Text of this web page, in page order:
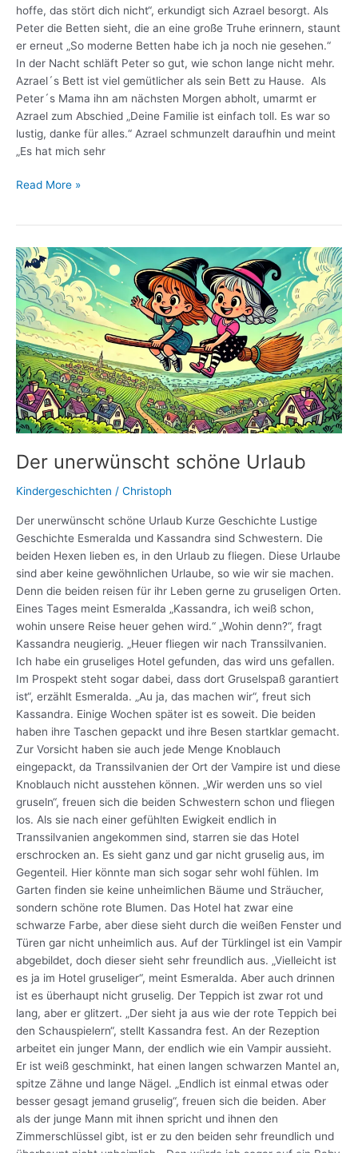
hoffe, das stört dich nicht“, erkundigt sich Azrael besorgt. Als
Peter die Betten sieht, die an eine große Truhe erinnern, staunt
er erneut „So moderne Betten habe ich ja noch nie gesehen.“
In der Nacht schläft Peter so gut, wie schon lange nicht mehr.
Azrael´s Bett ist viel gemütlicher als sein Bett zu Hause. Als
Peter´s Mama ihn am nächsten Morgen abholt, umarmt er
Azrael zum Abschied „Deine Familie ist einfach toll. Es war so
lustig, danke für alles.“ Azrael schmunzelt daraufhin und meint
„Es hat mich sehr
Read More »
Der unerwünscht schöne Urlaub
Kindergeschichten / Christoph
Der unerwünscht schöne Urlaub Kurze Geschichte Lustige
Geschichte Esmeralda und Kassandra sind Schwestern. Die
beiden Hexen lieben es, in den Urlaub zu fliegen. Diese Urlaube
sind aber keine gewöhnlichen Urlaube, so wie wir sie machen.
Denn die beiden reisen für ihr Leben gerne zu gruseligen Orten.
Eines Tages meint Esmeralda „Kassandra, ich weiß schon,
wohin unsere Reise heuer gehen wird.“ „Wohin denn?“, fragt
Kassandra neugierig. „Heuer fliegen wir nach Transsilvanien.
Ich habe ein gruseliges Hotel gefunden, das wird uns gefallen.
Im Prospekt steht sogar dabei, dass dort Gruselspaß garantiert
ist“, erzählt Esmeralda. „Au ja, das machen wir“, freut sich
Kassandra. Einige Wochen später ist es soweit. Die beiden
haben ihre Taschen gepackt und ihre Besen startklar gemacht.
Zur Vorsicht haben sie auch jede Menge Knoblauch
eingepackt, da Transsilvanien der Ort der Vampire ist und diese
Knoblauch nicht ausstehen können. „Wir werden uns so viel
gruseln“, freuen sich die beiden Schwestern schon und fliegen
los. Als sie nach einer gefühlten Ewigkeit endlich in
Transsilvanien angekommen sind, starren sie das Hotel
erschrocken an. Es sieht ganz und gar nicht gruselig aus, im
Gegenteil. Hier könnte man sich sogar sehr wohl fühlen. Im
Garten finden sie keine unheimlichen Bäume und Sträucher,
sondern schöne rote Blumen. Das Hotel hat zwar eine
schwarze Farbe, aber diese sieht durch die weißen Fenster und
Türen gar nicht unheimlich aus. Auf der Türklingel ist ein Vampir
abgebildet, doch dieser sieht sehr freundlich aus. „Vielleicht ist
es ja im Hotel gruseliger“, meint Esmeralda. Aber auch drinnen
ist es überhaupt nicht gruselig. Der Teppich ist zwar rot und
lang, aber er glitzert. „Der sieht ja aus wie der rote Teppich bei
den Schauspielern“, stellt Kassandra fest. An der Rezeption
arbeitet ein junger Mann, der endlich wie ein Vampir aussieht.
Er ist weiß geschminkt, hat einen langen schwarzen Mantel an,
spitze Zähne und lange Nägel. „Endlich ist einmal etwas oder
besser gesagt jemand gruselig“, freuen sich die beiden. Aber
als der junge Mann mit ihnen spricht und ihnen den
Zimmerschlüssel gibt, ist er zu den beiden sehr freundlich und
Der
unerwünscht
schöne
Urlaub